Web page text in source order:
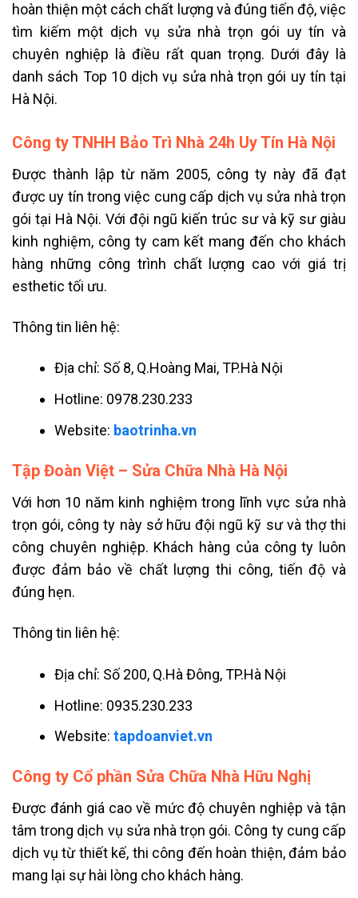
hoàn thiện một cách chất lượng và đúng tiến độ, việc
tìm kiếm một dịch vụ sửa nhà trọn gói uy tín và
chuyên nghiệp là điều rất quan trọng. Dưới đây là
danh sách Top 10 dịch vụ sửa nhà trọn gói uy tín tại
Hà Nội.
Công ty TNHH Bảo Trì Nhà 24h Uy Tín Hà Nội
Được thành lập từ năm 2005, công ty này đã đạt
được uy tín trong việc cung cấp dịch vụ sửa nhà trọn
gói tại Hà Nội. Với đội ngũ kiến trúc sư và kỹ sư giàu
kinh nghiệm, công ty cam kết mang đến cho khách
hàng những công trình chất lượng cao với giá trị
esthetic tối ưu.
Thông tin liên hệ:
Địa chỉ: Số 8, Q.Hoàng Mai, TP.Hà Nội
Hotline: 0978.230.233
Website: baotrinha.vn
Tập Đoàn Việt – Sửa Chữa Nhà Hà Nội
Với hơn 10 năm kinh nghiệm trong lĩnh vực sửa nhà
trọn gói, công ty này sở hữu đội ngũ kỹ sư và thợ thi
công chuyên nghiệp. Khách hàng của công ty luôn
được đảm bảo về chất lượng thi công, tiến độ và
đúng hẹn.
Thông tin liên hệ:
Địa chỉ: Số 200, Q.Hà Đông, TP.Hà Nội
Hotline: 0935.230.233
Website:tapdoanviet.vn
Công ty Cổ phần Sửa Chữa Nhà Hữu Nghị
Được đánh giá cao về mức độ chuyên nghiệp và tận
tâm trong dịch vụ sửa nhà trọn gói. Công ty cung cấp
dịch vụ từ thiết kế, thi công đến hoàn thiện, đảm bảo
mang lại sự hài lòng cho khách hàng.